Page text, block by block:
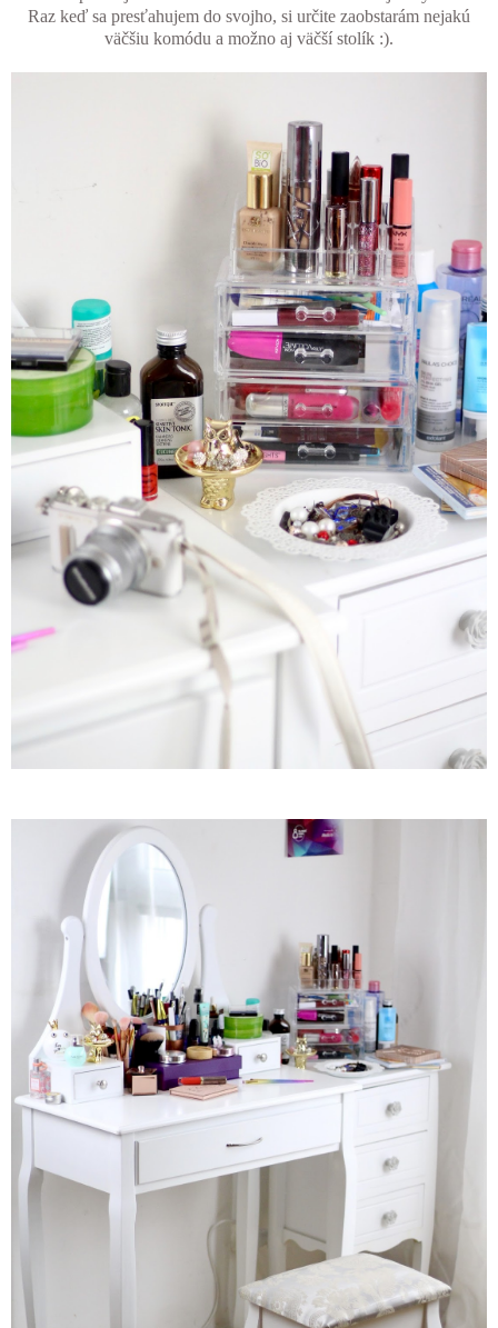
Raz keď sa presťahujem do svojho, si určite zaobstarám nejakú
väčšiu komódu a možno aj väčší stolík :).